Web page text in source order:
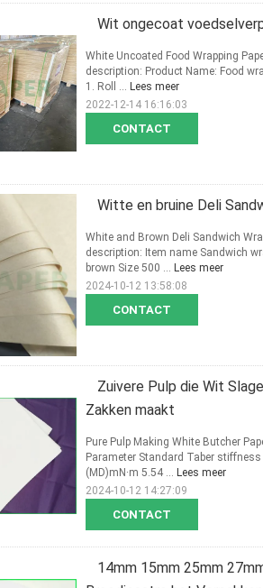
Wit ongecoat
CONTACT
White Uncoated Food Wrapping
description: Product Name: Food
1. Roll ... Lees meer
2022-12-14 16:16:03
Witte en bruine Deli
CONTACT
White and Brown Deli Sandwich
description: Item name Sandwich
brown Size 500 ... Lees meer
2024-10-12 13:58:08
Zuivere Pulp die Wit
Zakken maakt
CONTACT
Pure Pulp Making White Butcher
Parameter Standard Taber
(MD)mN∙m 5.54 ... Lees meer
2024-10-12 14:27:09
14mm 15mm 25mm